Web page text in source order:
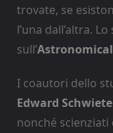
trovate, se
l’una dall’altra.
sull’
I coautori dello
Edward
nonché scienziati